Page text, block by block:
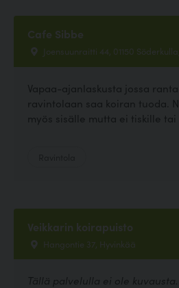
Cafe Sibbe
Joensuunraitti 44, 01150
Vapaa-ajanlaskusta jossa
ravintolaan saa koiran tuoda.
myös sisälle mutta ei tiskille tai
Veikkarin koirapuisto
Hangontie 37, Hyvinkää
Tällä palvelulla ei ole kuvausta.